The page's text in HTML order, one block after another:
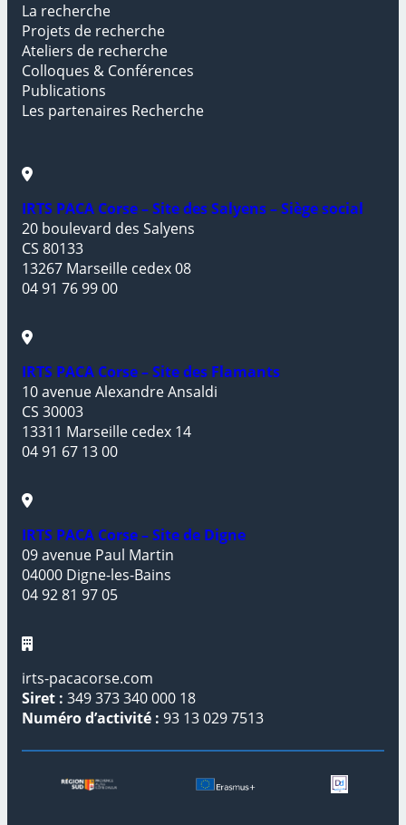
La recherche
Projets de recherche
Ateliers de recherche
Colloques & Conférences
Publications
Les partenaires Recherche
IRTS PACA Corse – Site des Salyens – Siège social
20 boulevard des Salyens
CS 80133
13267 Marseille cedex 08
04 91 76 99 00
IRTS PACA Corse – Site des Flamants
10 avenue Alexandre Ansaldi
CS 30003
13311 Marseille cedex 14
04 91 67 13 00
IRTS PACA Corse – Site de Digne
09 avenue Paul Martin
04000 Digne-les-Bains
04 92 81 97 05
irts-pacacorse.com
Siret : 349 373 340 000 18
Numéro d’activité : 93 13 029 7513